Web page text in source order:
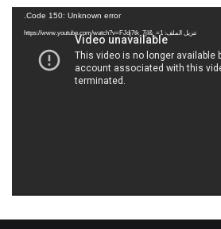
Code 150: Unknown error.
تنزيل الملف: https://www.youtube.com/watch?v=FJdj7tk_7jI&_=1